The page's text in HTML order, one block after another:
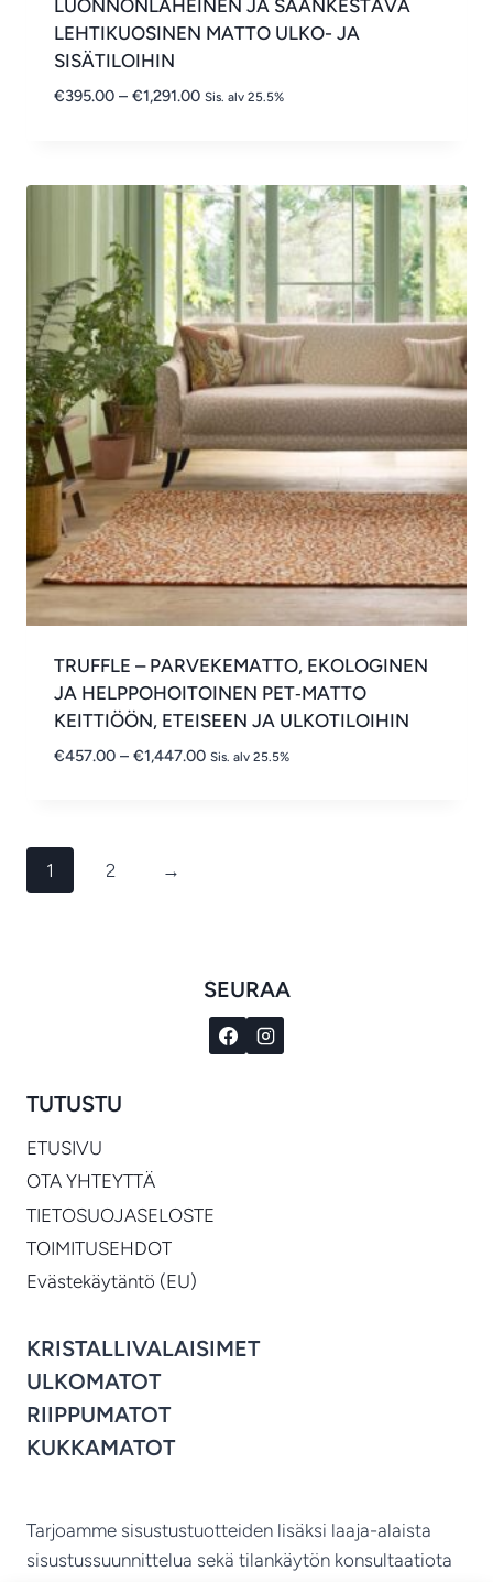
LUONNONLÄHEINEN JA SÄÄNKESTÄVÄ
LEHTIKUOSINEN MATTO ULKO- JA
SISÄTILOIHIN
€395.00 – €1,291.00Hintaluokka:
Sis. alv 25.5%
TRUFFLE – PARVEKEMATTO, EKOLOGINEN
JA HELPPOHOITOINEN PET‑MATTO
KEITTIÖÖN, ETEISEEN JA ULKOTILOIHIN
€457.00 – €1,447.00Hintaluokka:
Sis. alv 25.5%
1 2 →
SEURAA
TUTUSTU
ETUSIVU
OTA YHTEYTTÄ
TIETOSUOJASELOSTE
TOIMITUSEHDOT
Evästekäytäntö (EU)
KRISTALLIVALAISIMET
ULKOMATOT
RIIPPUMATOT
KUKKAMATOT
Tarjoamme sisustustuotteiden lisäksi laaja-alaista
sisustussuunnittelua sekä tilankäytön konsultaatiota